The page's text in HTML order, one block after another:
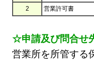
2
営業許可書
☆申請及び問合せ
営業所を所管する